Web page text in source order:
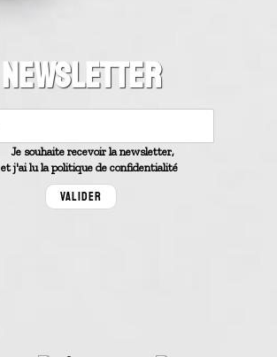
NEWSLETTER
Je souhaite recevoir la newsletter,
et j'ai lu la politique de confidentialité